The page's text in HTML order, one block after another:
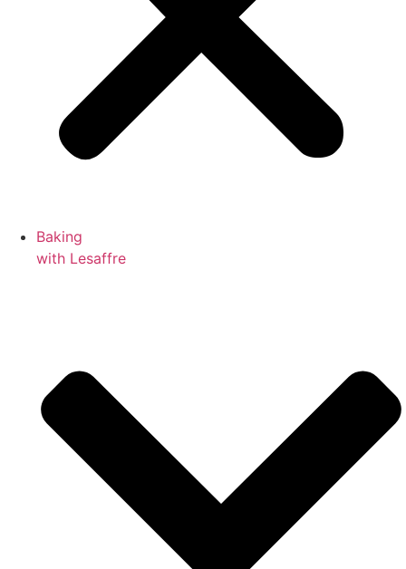
Baking
with Lesaffre